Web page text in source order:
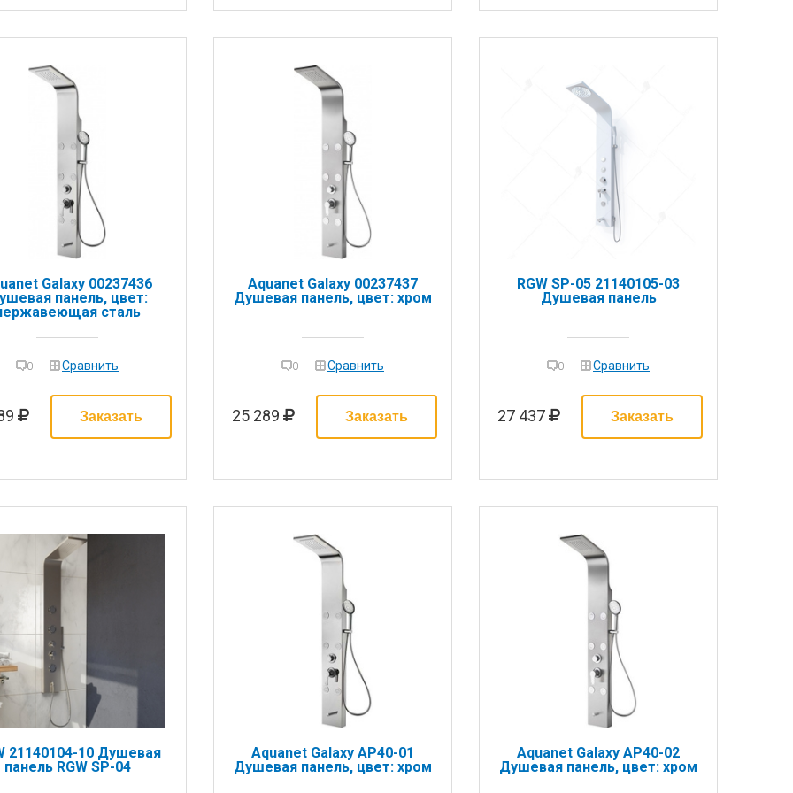
Galaxy 00237436
панель, цвет:
сталь
0 Сравнить
Aquanet Galaxy 00237437
Душевая панель, цвет: хром
0 Сравнить
25 289
RGW SP-05 21140105-03
Душевая панель
0 Сравнить
27 437
21140104-10 Душевая
панель RGW SP-04
Aquanet Galaxy AP40-01
Душевая панель, цвет: хром
Aquanet Galaxy AP40-02
Душевая панель, цвет: хром